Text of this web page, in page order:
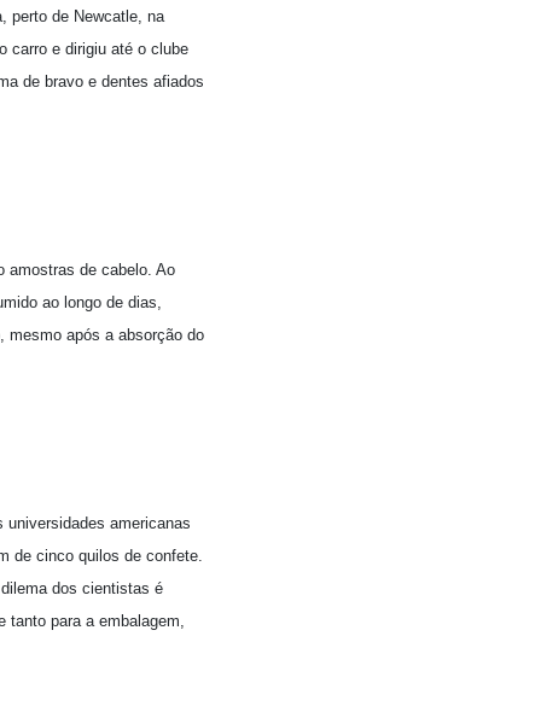
perto de Newcatle, na
carro e dirigiu até o clube
de bravo e dentes afiados
amostras de cabelo. Ao
ao longo de dias,
mesmo após a absorção do
americanas
de cinco quilos de confete.
dos cientistas é
tanto para a embalagem,